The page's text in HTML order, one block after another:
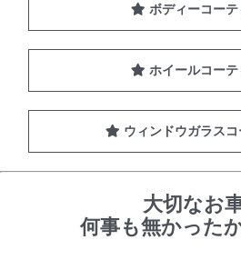
ボディーコー
ホイールコー
ウィンドウガラス
大切なお
何事も無かった